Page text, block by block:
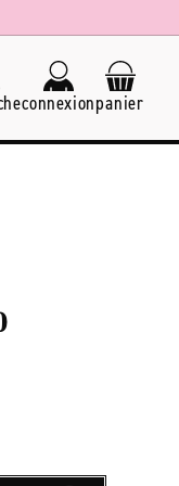
connexionpanier